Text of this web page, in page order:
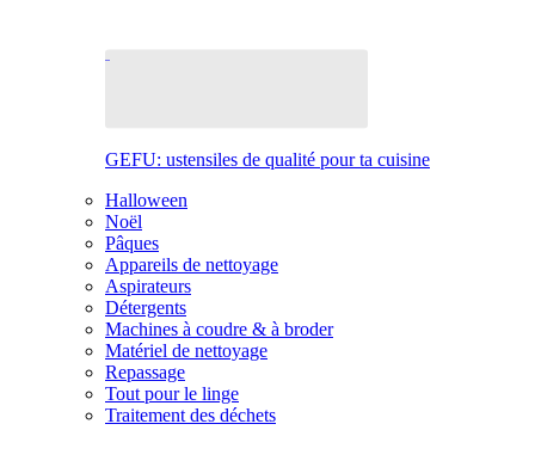
GEFU: ustensiles de qualité pour ta cuisine
Halloween
Noël
Pâques
Appareils de nettoyage
Aspirateurs
Détergents
Machines à coudre & à broder
Matériel de nettoyage
Repassage
Tout pour le linge
Traitement des déchets